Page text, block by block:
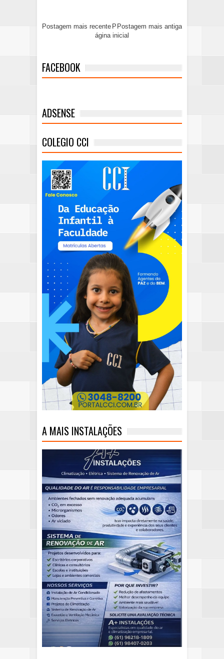
Postagem mais recente Postagem mais antiga
P
ágina inicial
FACEBOOK
ADSENSE
COLEGIO CCI
A MAIS INSTALAÇÕES